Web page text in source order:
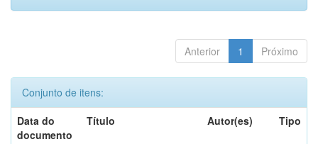
Anterior 1 Próximo
Conjunto de itens:
Data do
documento
Título Autor(es) Tipo